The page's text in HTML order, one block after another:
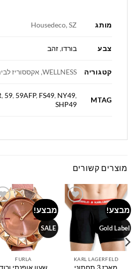
מותג Housedeco, SZ
צבע בורדו,זהב
קטגוריה WELLNESS, אקססוריז לבית, טיהור
MTAG
, 59, 59AFP, FS49, NY49,
SHP49
מוצרים קשורים
מבצע!
Gold Label
Add to
wishlist
KARL LAGERFELD
מבצע!
SALE
to
FURLA